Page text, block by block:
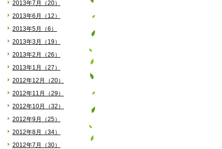
2013年7月（20）
2013年6月（12）
2013年5月（6）
2013年3月（19）
2013年2月（26）
2013年1月（27）
2012年12月（20）
2012年11月（29）
2012年10月（32）
2012年9月（25）
2012年8月（34）
2012年7月（30）